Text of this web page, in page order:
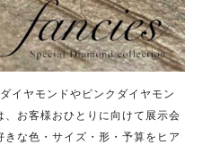
イヤモンドやピンクダイヤモン
、お客様おひとりに向けて展示会
な色・サイズ・形・予算をヒア